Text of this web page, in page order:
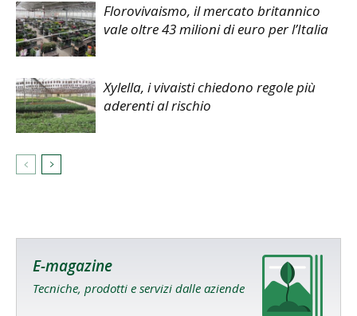
Florovivaismo, il mercato britannico
vale oltre 43 milioni di euro per l’Italia
Xylella, i vivaisti chiedono regole più
aderenti al rischio
E-magazine
Tecniche, prodotti e servizi dalle aziende